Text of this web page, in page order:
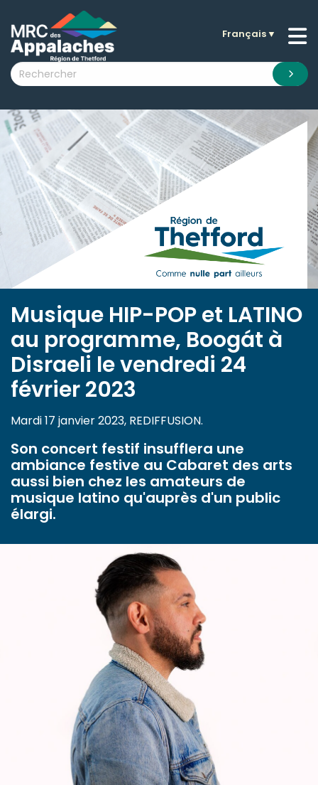
submenu (La MRC )
submenu (Citoyens )
submenu (Visiteurs )
submenu (Nouvelles )
submenu (Documentation )
Français▼
Musique HIP-POP et LATINO
au programme, Boogát à
Disraeli le vendredi 24
février 2023
Mardi 17 janvier 2023, REDIFFUSION.
Son concert festif insufflera une
ambiance festive au Cabaret des arts
aussi bien chez les amateurs de
musique latino qu'auprès d'un public
élargi.